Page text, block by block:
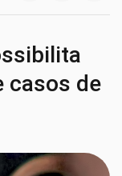
casos de